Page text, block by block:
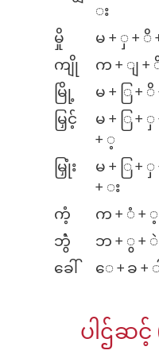
း
မှို
မ + ှ +
ကျို
က + ျ
မြို့
မ + ြ +
မြှင့်
မ + ြ +
+ ့
မြှုံး
မ + ြ +
+ း
ကံ့
က + ံ + ့
ဘွဲံ
ဘ + ွ +
ခေါ်
ေ + ခ +
ပါဌ်ဆင့်